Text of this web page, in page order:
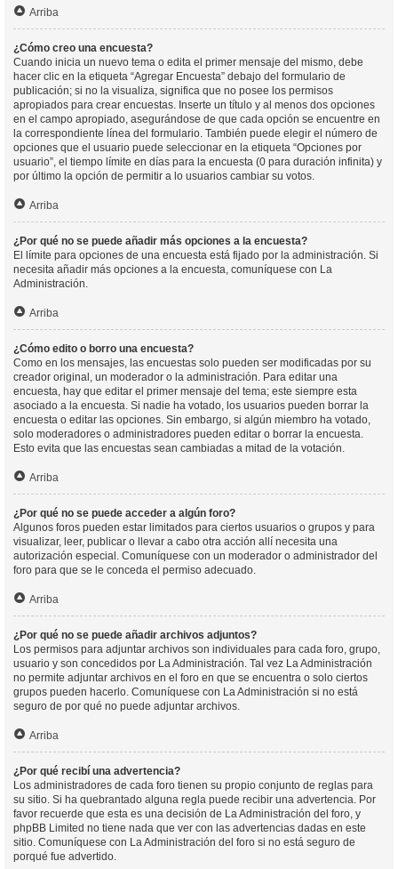
Arriba
¿Cómo creo una encuesta?
Cuando inicia un nuevo tema o edita el primer mensaje del mismo, debe
hacer clic en la etiqueta “Agregar Encuesta” debajo del formulario de
publicación; si no la visualiza, significa que no posee los permisos
apropiados para crear encuestas. Inserte un título y al menos dos opciones
en el campo apropiado, asegurándose de que cada opción se encuentre en
la correspondiente línea del formulario. También puede elegir el número de
opciones que el usuario puede seleccionar en la etiqueta “Opciones por
usuario”, el tiempo límite en días para la encuesta (0 para duración infinita) y
por último la opción de permitir a lo usuarios cambiar su votos.
Arriba
¿Por qué no se puede añadir más opciones a la encuesta?
El límite para opciones de una encuesta está fijado por la administración. Si
necesita añadir más opciones a la encuesta, comuníquese con La
Administración.
Arriba
¿Cómo edito o borro una encuesta?
Como en los mensajes, las encuestas solo pueden ser modificadas por su
creador original, un moderador o la administración. Para editar una
encuesta, hay que editar el primer mensaje del tema; este siempre esta
asociado a la encuesta. Si nadie ha votado, los usuarios pueden borrar la
encuesta o editar las opciones. Sin embargo, si algún miembro ha votado,
solo moderadores o administradores pueden editar o borrar la encuesta.
Esto evita que las encuestas sean cambiadas a mitad de la votación.
Arriba
¿Por qué no se puede acceder a algún foro?
Algunos foros pueden estar limitados para ciertos usuarios o grupos y para
visualizar, leer, publicar o llevar a cabo otra acción allí necesita una
autorización especial. Comuníquese con un moderador o administrador del
foro para que se le conceda el permiso adecuado.
Arriba
¿Por qué no se puede añadir archivos adjuntos?
Los permisos para adjuntar archivos son individuales para cada foro, grupo,
usuario y son concedidos por La Administración. Tal vez La Administración
no permite adjuntar archivos en el foro en que se encuentra o solo ciertos
grupos pueden hacerlo. Comuníquese con La Administración si no está
seguro de por qué no puede adjuntar archivos.
Arriba
¿Por qué recibí una advertencia?
Los administradores de cada foro tienen su propio conjunto de reglas para
su sitio. Si ha quebrantado alguna regla puede recibir una advertencia. Por
favor recuerde que esta es una decisión de La Administración del foro, y
phpBB Limited no tiene nada que ver con las advertencias dadas en este
sitio. Comuníquese con La Administración del foro si no está seguro de
porqué fue advertido.